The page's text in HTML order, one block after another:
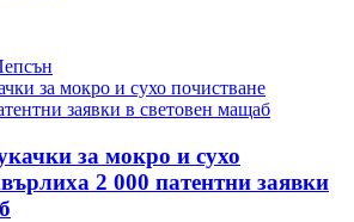
за мокро и сухо
2 000 патентни заявки